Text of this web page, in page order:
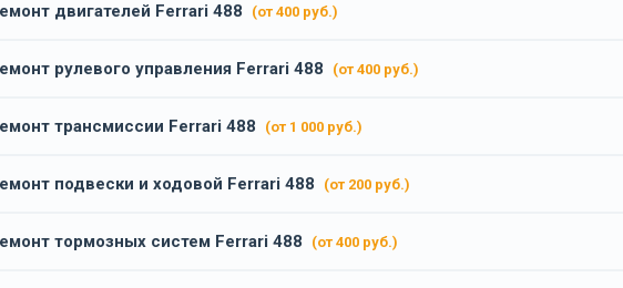
двигателей Ferrari 488 (от 400 руб.)
рулевого управления Ferrari 488 (от 400 руб.)
трансмиссии Ferrari 488 (от 1 000 руб.)
подвески и ходовой Ferrari 488 (от 200 руб.)
тормозных систем Ferrari 488 (от 400 руб.)